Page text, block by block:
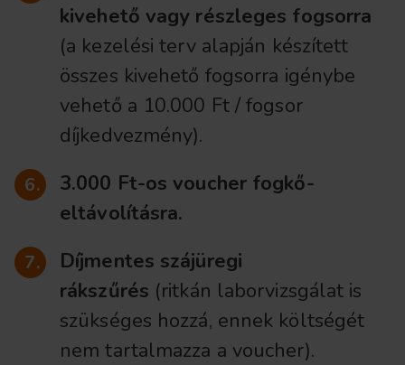
kivehető vagy részleges fogsorra
(a kezelési terv alapján készített
összes kivehető fogsorra igénybe
vehető a 10.000 Ft / fogsor
díjkedvezmény).
3.000 Ft-os voucher fogkő-
eltávolításra.
Díjmentes szájüregi
rákszűrés (ritkán laborvizsgálat is
szükséges hozzá, ennek költségét
nem tartalmazza a voucher).